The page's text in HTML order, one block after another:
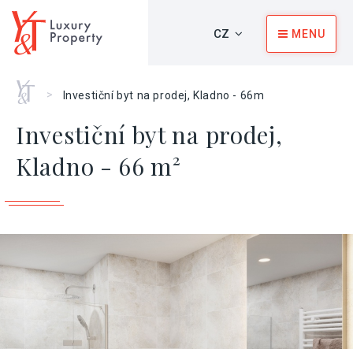
CZ MENU
Home
> Investiční byt na prodej, Kladno - 66m
Investiční byt na prodej,
Kladno - 66 m²